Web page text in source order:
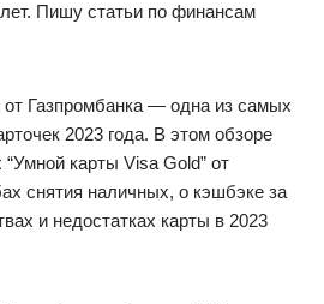
Пишу статьи по финансам
от Газпромбанка — одна из самых
2023 года. В этом обзоре
карты Visa Gold” от
снятия наличных, о кэшбэке за
и недостатках карты в 2023